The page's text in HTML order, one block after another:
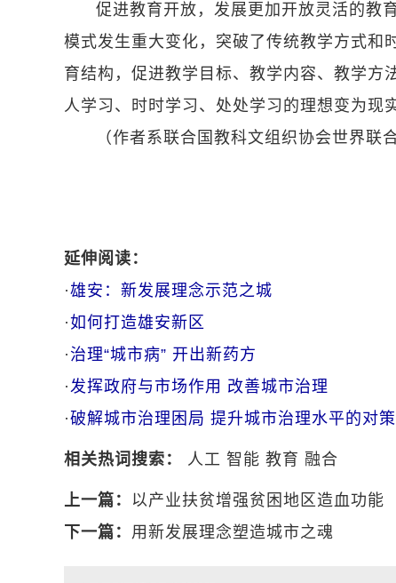
促进教育开放，发展更加开放灵活的教
模式发生重大变化，突破了传统教学方式和
育结构，促进教学目标、教学内容、教学方
人学习、时时学习、处处学习的理想变为现
（作者系联合国教科文组织协会世界联
延伸阅读：
·雄安：新发展理念示范之城
·如何打造雄安新区
· 治理“城市病” 开出新药方
·发挥政府与市场作用 改善城市治理
·破解城市治理困局 提升城市治理水平的对策
相关热词搜索： 人工 智能 教育 融合
上一篇： 以产业扶贫增强贫困地区造血功能
下一篇： 用新发展理念塑造城市之魂